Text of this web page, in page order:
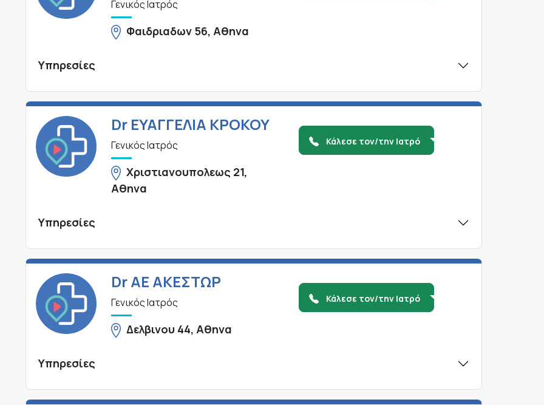
Γενικός Ιατρός
Φαιδριαδων 56, Αθηνα
Υπηρεσίες
Dr ΕΥΑΓΓΕΛΙΑ ΚΡΟΚΟΥ
Γενικός Ιατρός
Χριστιανουπολεως 21,
Αθηνα
Κάλεσε τον/την Ιατρό
Υπηρεσίες
Dr ΑΕ ΑΚΕΣΤΩΡ
Γενικός Ιατρός
Δελβινου 44, Αθηνα
Κάλεσε τον/την Ιατρό
Υπηρεσίες